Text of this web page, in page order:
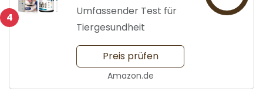
4
Umfassender Test für
Tiergesundheit
Preis prüfen
Amazon.de